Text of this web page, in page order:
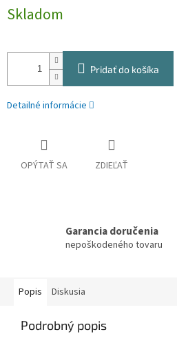
cena:
Skladom
Pridať do košíka
Detailné informácie
OPÝTAŤ SA ZDIEĽAŤ
Garancia doručenia
nepoškodeného tovaru
Popis Diskusia
Podrobný popis